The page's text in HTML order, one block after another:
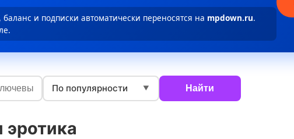
и подписки автоматически переносятся на mpdown.ru.
По популярности ▼ Найти
эротика